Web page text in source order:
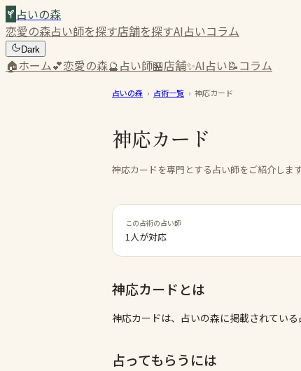
占いの森
恋愛の森占い師を探す店舗を探すAI占いコラム
Dark
🏠ホーム💕恋愛の森🔮占い師🏪店舗✨AI占い📝コラム
占いの森 › 占術一覧 › 神応カード
神応カード
神応カードを専門とする占い師をご紹介します
この占術の占い師
1人が対応
神応カード とは
神応カードは、占いの森に掲載されている
占ってもらうには